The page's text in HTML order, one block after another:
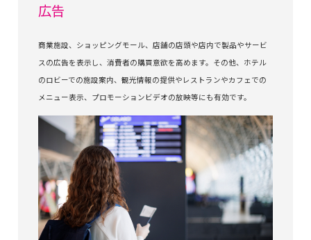
広告
商業施設、ショッピングモール、店舗の店頭や店内で製品やサービ
スの広告を表示し、消費者の購買意欲を高めます。その他、ホテル
のロビーでの施設案内、観光情報の提供やレストランやカフェでの
メニュー表示、プロモーションビデオの放映等にも有効です。